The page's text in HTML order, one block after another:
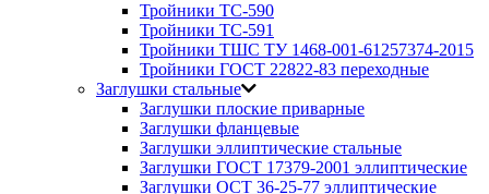
Тройники ТС-590
Тройники ТС-591
Тройники ТШС ТУ 1468-001-61257374-2015
Тройники ГОСТ 22822-83 переходные
Заглушки стальные
Заглушки плоские приварные
Заглушки фланцевые
Заглушки эллиптические стальные
Заглушки ГОСТ 17379-2001 эллиптические
Заглушки ОСТ 36-25-77 эллиптические